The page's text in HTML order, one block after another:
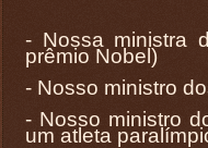
- Nossa ministra
prêmio Nobel)
- Nosso ministro
- Nosso ministro
um atleta